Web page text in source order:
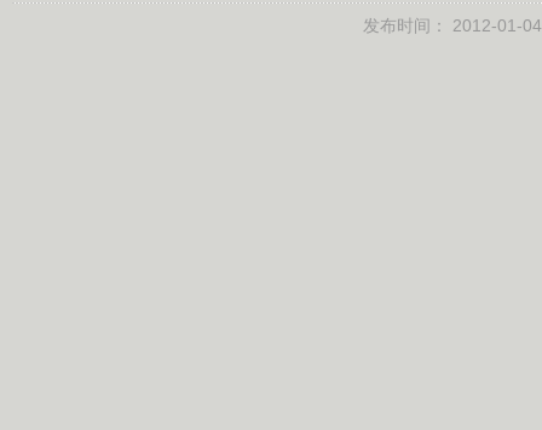
发布时间： 2012-01-